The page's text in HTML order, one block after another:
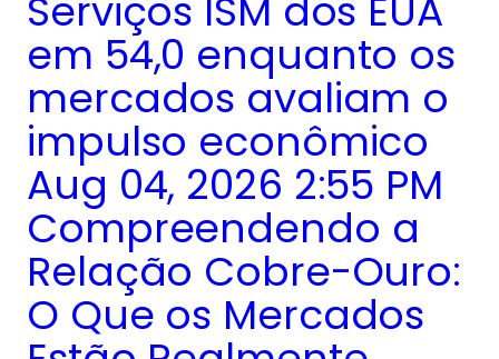
Serviços ISM dos EUA
em 54,0 enquanto os
mercados avaliam o
impulso econômico
Aug 04, 2026 2:55 PM
Compreendendo a
Relação Cobre-Ouro:
O Que os Mercados